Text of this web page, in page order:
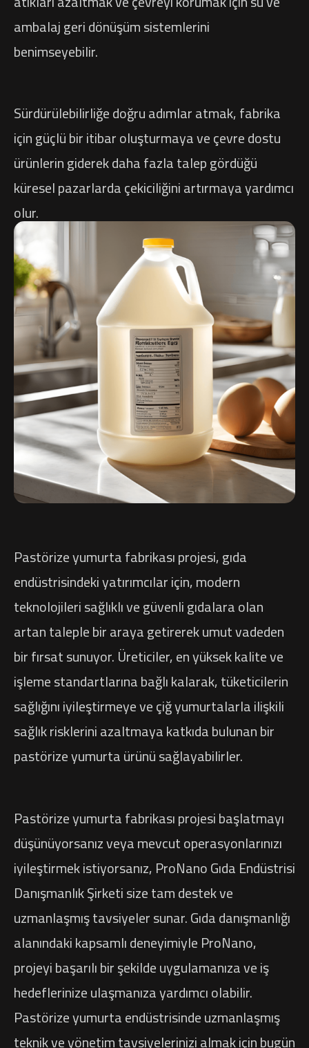
ambalaj geri dönüşüm sistemlerini
benimseyebilir.
Sürdürülebilirliğe doğru adımlar atmak, fabrika
için güçlü bir itibar oluşturmaya ve çevre dostu
ürünlerin giderek daha fazla talep gördüğü
küresel pazarlarda çekiciliğini artırmaya yardımcı
olur.
Pastörize yumurta fabrikası projesi, gıda
endüstrisindeki yatırımcılar için, modern
teknolojileri sağlıklı ve güvenli gıdalara olan
artan taleple bir araya getirerek umut vadeden
bir fırsat sunuyor. Üreticiler, en yüksek kalite ve
işleme standartlarına bağlı kalarak, tüketicilerin
sağlığını iyileştirmeye ve çiğ yumurtalarla ilişkili
sağlık risklerini azaltmaya katkıda bulunan bir
pastörize yumurta ürünü sağlayabilirler.
Pastörize yumurta fabrikası projesi başlatmayı
düşünüyorsanız veya mevcut operasyonlarınızı
iyileştirmek istiyorsanız, ProNano Gıda Endüstrisi
Danışmanlık Şirketi size tam destek ve
uzmanlaşmış tavsiyeler sunar. Gıda danışmanlığı
alanındaki kapsamlı deneyimiyle ProNano,
projeyi başarılı bir şekilde uygulamanıza ve iş
hedeflerinize ulaşmanıza yardımcı olabilir.
Pastörize yumurta endüstrisinde uzmanlaşmış
teknik ve yönetim tavsiyelerinizi almak için bugün